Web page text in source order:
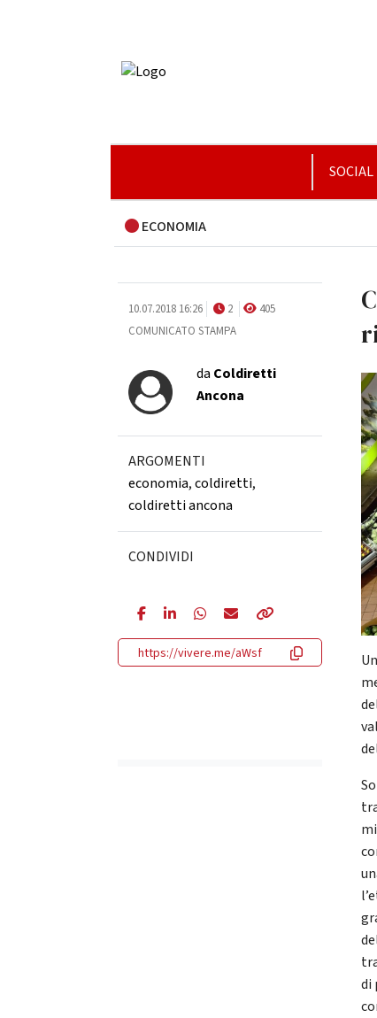
SOCIAL
ECONOMIA
10.07.2018 16:26 2
405
COMUNICATO STAMPA
da Coldiretti
Ancona
ARGOMENTI
economia,coldiretti,
coldiretti ancona
CONDIVIDI
https://vivere.me/aWsf
di